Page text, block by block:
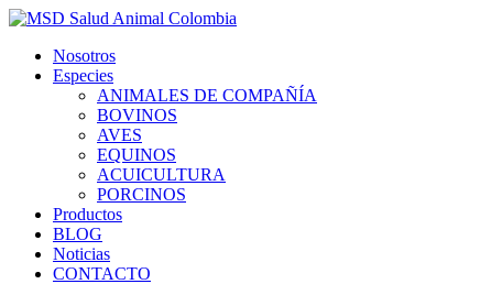
Nosotros
Especies
ANIMALES DE COMPAÑÍA
BOVINOS
AVES
EQUINOS
ACUICULTURA
PORCINOS
Productos
BLOG
Noticias
CONTACTO